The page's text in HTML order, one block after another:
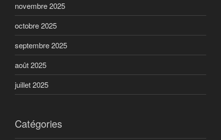
novembre 2025
octobre 2025
septembre 2025
août 2025
juillet 2025
Catégories